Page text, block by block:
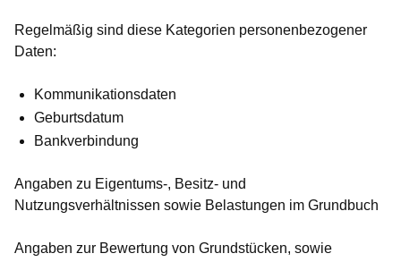
Regelmäßig sind diese Kategorien personenbezogener
Daten:
Kommunikationsdaten
Geburtsdatum
Bankverbindung
Angaben zu Eigentums-, Besitz- und
Nutzungsverhältnissen sowie Belastungen im Grundbuch
Angaben zur Bewertung von Grundstücken, sowie